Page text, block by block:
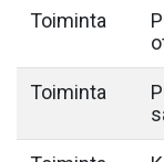
Toiminta
Toiminta